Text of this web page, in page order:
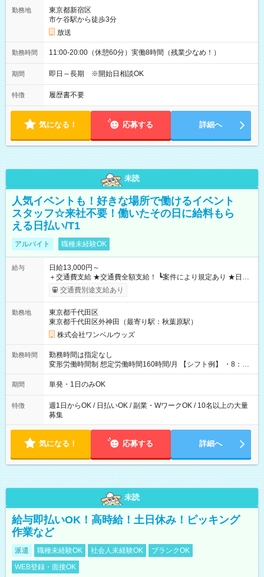
勤務地
東京都新宿区
市ケ谷駅から徒歩3分
放送
勤務時間 11:00-20:00（休憩60分）実働8時間（残業少なめ！）
期間 即日～長期 ※開始日相談OK
特徴 履歴書不要
気になる！ 応募する 詳細へ
未読
人気イベントも！好きな場所で働けるイベント
スタッフ☆来社不要！働いたその日に給料もら
える日払い/T1
アルバイト 職種未経験OK
給与
日給13,000円～
＋交通費支給 ★交通費全額支給！ ┗案件により規定あり ★日払
いOK！（規定あり） ┗働いたその日に現金GET♪ お仕事後はコ
ンビニATMから 日払い分を引き落とせます！ 【試用期間】試
交通費別途支給あり
勤務地
東京都千代田区
東京都千代田区外神田（最寄り駅：秋葉原駅）
株式会社ワンベルウッズ
勤務時間
勤務時間は指定なし
変形労働時間制 想定労働時間160時間/月 【シフト例】 ・8：00
～21：00
期間 単発・1日のみOK
特徴
週1日からOK / 日払いOK / 副業・WワークOK / 10名以上の大量
募集
気になる！ 応募する 詳細へ
未読
給与即払いOK！高時給！土日休み！ピッキング
作業など
派遣 職種未経験OK 社会人未経験OK
ブランクOK
WEB登録・面接OK